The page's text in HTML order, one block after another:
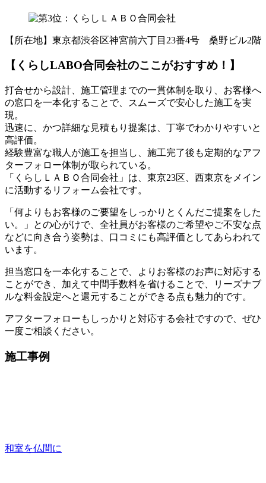
【所在地】東京都渋谷区神宮前六丁目23番4号 桑野ビル2階
【くらしLABO合同会社のここがおすすめ！】
打合せから設計、施工管理までの一貫体制を取り、お客様へ
の窓口を一本化することで、スムーズで安心した施工を実
現。
迅速に、かつ詳細な見積もり提案は、丁寧でわかりやすいと
高評価。
経験豊富な職人が施工を担当し、施工完了後も定期的なアフ
ターフォロー体制が取られている。
「くらしＬＡＢＯ合同会社」は、東京23区、西東京をメイン
に活動するリフォーム会社です。
「何よりもお客様のご要望をしっかりとくんだご提案をした
い。」との心がけで、全社員がお客様のご希望やご不安な点
などに向き合う姿勢は、口コミにも高評価としてあらわれて
います。
担当窓口を一本化することで、よりお客様のお声に対応する
ことができ、加えて中間手数料を省けることで、リーズナブ
ルな料金設定へと還元することができる点も魅力的です。
アフターフォローもしっかりと対応する会社ですので、ぜひ
一度ご相談ください。
施工事例
和室を仏間に